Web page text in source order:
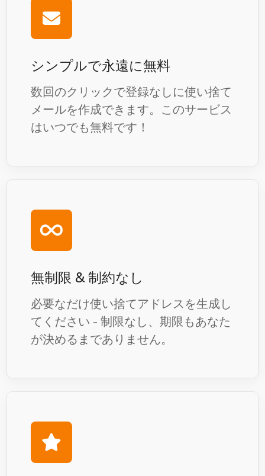
シンプルで永遠に無料
数回のクリックで登録なしに使い捨て
メールを作成できます。このサービス
はいつでも無料です！
無制限 & 制約なし
必要なだけ使い捨てアドレスを生成し
てください - 制限なし、期限もあなた
が決めるまでありません。